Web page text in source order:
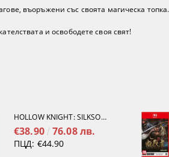
въоръжени със своята магическа топка.
и освободете своя свят!
HOLLOW KNIGHT: SILKSONG [PS5]
€38.90 76.08 лв.
ПЦД: €44.90